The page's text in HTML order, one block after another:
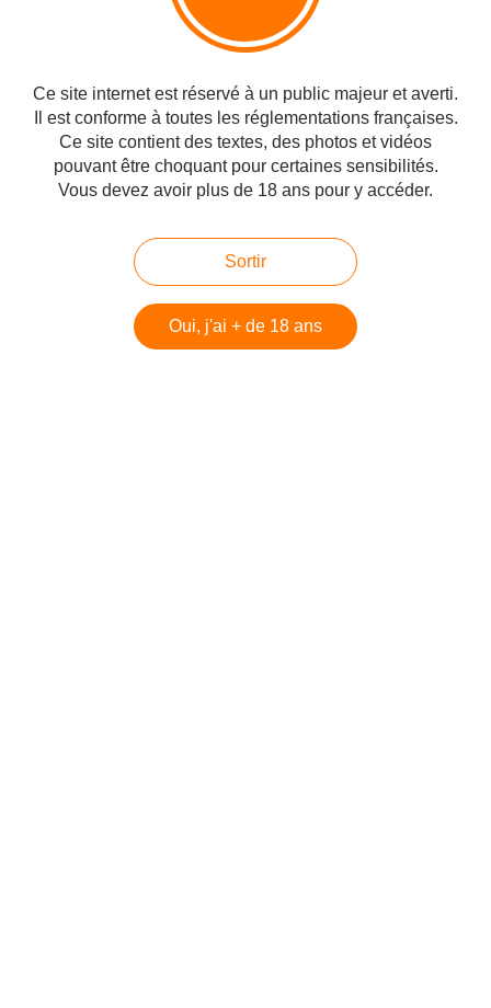
Ce site internet est réservé à un public majeur et averti.
Il est conforme à toutes les réglementations françaises.
Ce site contient des textes, des photos et vidéos
pouvant être choquant pour certaines sensibilités.
Vous devez avoir plus de 18 ans pour y accéder.
Sortir
Oui, j'ai + de 18 ans